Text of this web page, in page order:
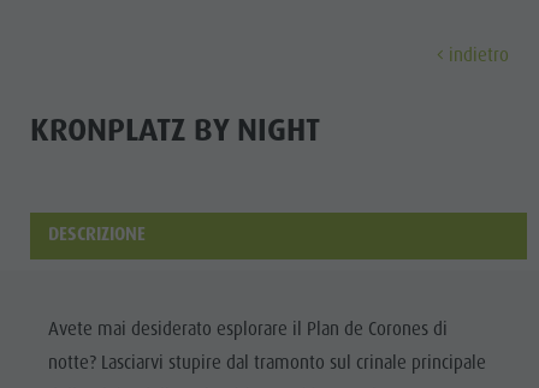
Scopri
Tutti gli
eventi
Attrazioni
Località e dintorni
Highlight Events
Escursioni
Sentieri tematici
Golf
Offerte
Mobilità locale
Come arrivare
Shopping
Visite guidate
Highlight Events
indietro
KRONPLATZ BY NIGHT
DESCRIZIONE
Avete mai desiderato esplorare il Plan de Corones di
notte? Lasciarvi stupire dal tramonto sul crinale principale